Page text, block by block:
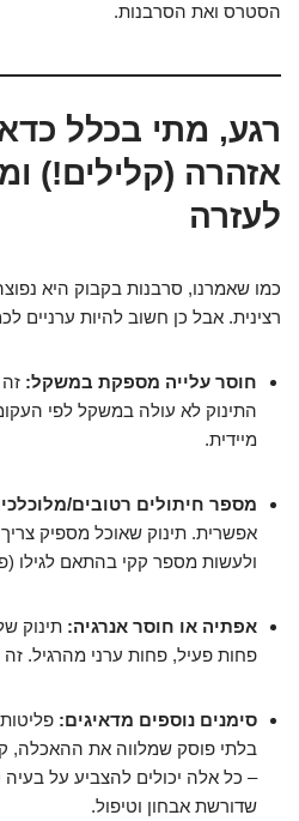
הסטרס ואת הסרבנות.
רגע, מתי בכלל
אזהרה (קלילים!)
לעזרה
כמו שאמרנו, סרבנות בקבוק היא
רצינית. אבל כן חשוב להיות ערניים
חוסר עלייה מספקת במשקל:
התינוק לא עולה במשקל לפי
מיידית.
מספר חיתולים רטובים/
ולעשות מספר קקי בהתאם לגילו
אפתיה או חוסר אנרגיה: תינוק
פחות פעיל, פחות ערני מהרגיל.
סימנים נוספים מדאיגים:
בלתי פוסק שמלווה את ההאכלה,
– כל אלה יכולים להצביע על בעיה
שדורשת אבחון וטיפול.